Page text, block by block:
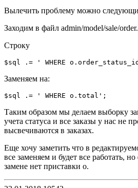
Вылечить проблему можно
Заходим в файл admin/model/sale/
Строку
$sql .= ' WHERE
Заменяем на:
$sql .= ' WHERE o.total';
Таким образом мы делаем выборку
учета статуса и все заказы у нас не
высвечиваются в заказах.
Еще хочу заметить что в
все заменяем и будет все работать,
замене нет приставки o.